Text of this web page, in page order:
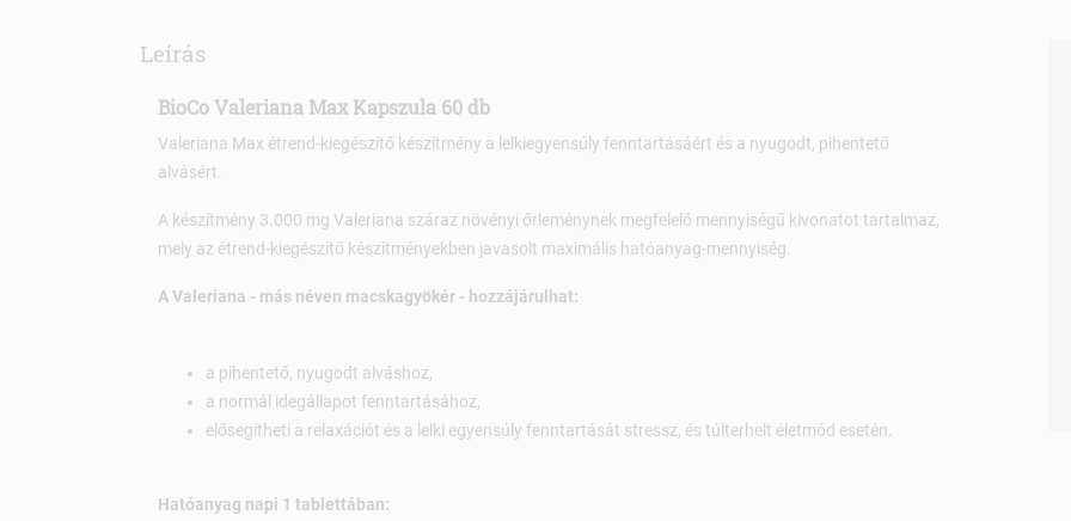
Leírás
BioCo Valeriana Max Kapszula 60 db
Valeriana Max étrend-kiegészítő készítmény a lelkiegyensúly fenntartásáért és a nyugodt, pihentető
alvásért.
A készítmény 3.000 mg Valeriana száraz növényi őrleménynek megfelelő mennyiségű kivonatot tartalmaz,
mely az étrend-kiegészítő készítményekben javasolt maximális hatóanyag-mennyiség.
A Valeriana - más néven macskagyökér - hozzájárulhat:
a pihentető, nyugodt alváshoz,
a normál idegállapot fenntartásához,
elősegítheti a relaxációt és a lelki egyensúly fenntartását stressz, és túlterhelt életmód esetén.
Hatóanyag napi 1 tablettában: